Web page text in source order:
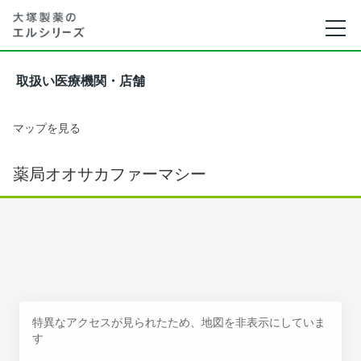
取扱い医療機関・店舗
マップを見る
薬局オオサカファーマシー
特異なアクセスが見られたため、地図を非表示にしていま
す